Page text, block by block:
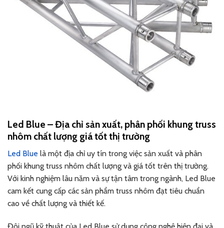
Led Blue – Địa chỉ sản xuất, phân phối khung truss
nhôm chất lượng giá tốt thị trường
Led Blue là một địa chỉ uy tín trong việc sản xuất và phân
phối khung truss nhôm chất lượng và giá tốt trên thị trường.
Với kinh nghiệm lâu năm và sự tận tâm trong ngành, Led Blue
cam kết cung cấp các sản phẩm truss nhôm đạt tiêu chuẩn
cao về chất lượng và thiết kế.